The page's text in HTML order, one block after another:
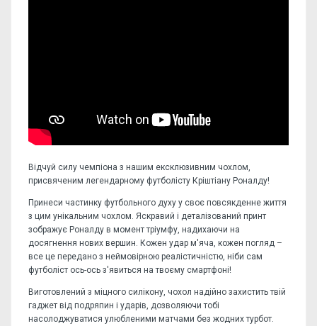
Відчуй силу чемпіона з нашим ексклюзивним чохлом,
присвяченим легендарному футболісту Кріштіану Роналду!
Принеси частинку футбольного духу у своє повсякденне життя
з цим унікальним чохлом. Яскравий і деталізований принт
зображує Роналду в момент тріумфу, надихаючи на
досягнення нових вершин. Кожен удар м'яча, кожен погляд –
все це передано з неймовірною реалістичністю, ніби сам
футболіст ось-ось з'явиться на твоєму смартфоні!
Виготовлений з міцного силікону, чохол надійно захистить твій
гаджет від подряпин і ударів, дозволяючи тобі
насолоджуватися улюбленими матчами без жодних турбот.